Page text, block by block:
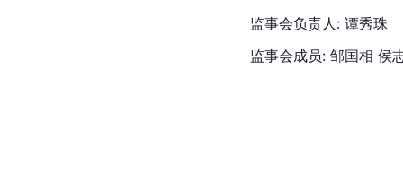
监事会负责人: 谭秀珠
监事会成员: 邹国相 侯